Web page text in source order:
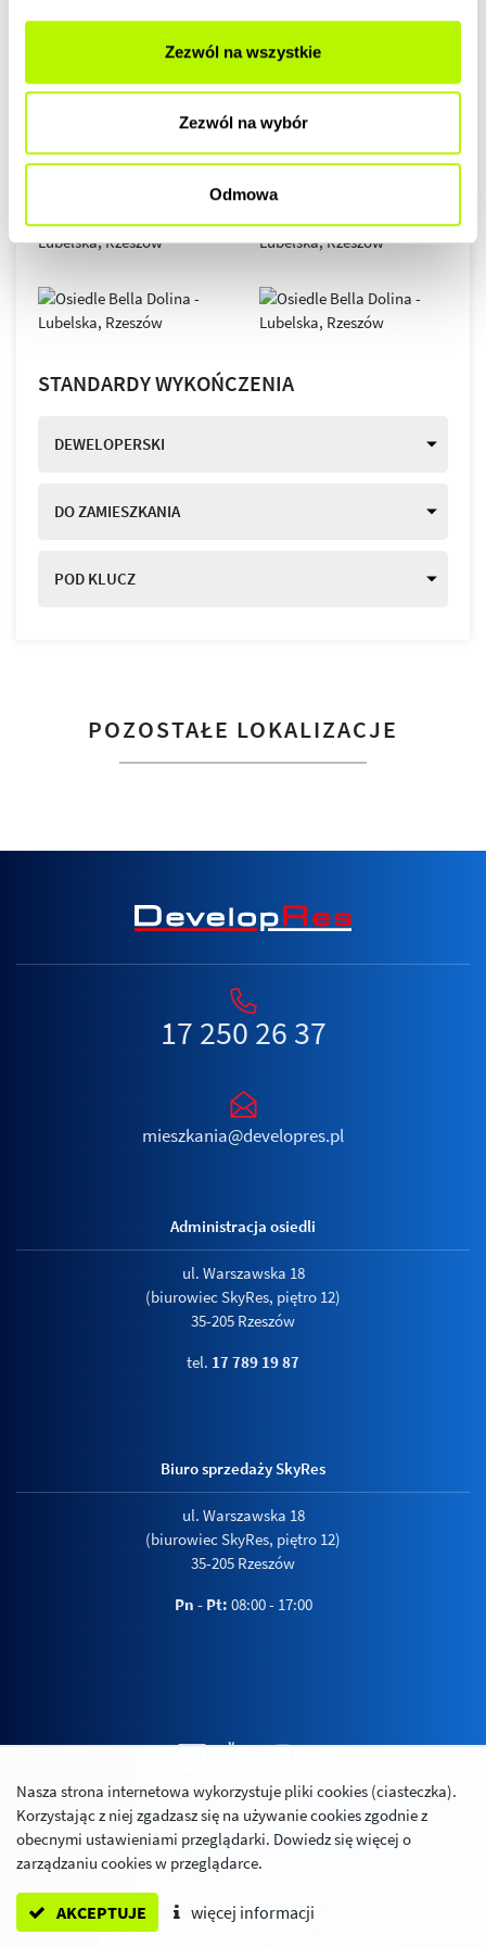
Zezwól na wszystkie
Zezwól na wybór
Odmowa
STANDARDY WYKOŃCZENIA
DEWELOPERSKI
DO ZAMIESZKANIA
POD KLUCZ
POZOSTAŁE LOKALIZACJE
17 250 26 37
mieszkania@developres.pl
Administracja osiedli
ul. Warszawska 18
(biurowiec SkyRes, piętro 12)
35-205 Rzeszów
tel. 17 789 19 87
Biuro sprzedaży SkyRes
ul. Warszawska 18
(biurowiec SkyRes, piętro 12)
35-205 Rzeszów
Pn - Pt: 08:00 - 17:00
Polityka prywatności
Relacje inwestorskie
ZAPYTAJ O TO MIESZKANIE
Nasza strona internetowa wykorzystuje pliki cookies (ciasteczka).
Korzystając z niej zgadzasz się na używanie cookies zgodnie z
obecnymi ustawieniami przeglądarki. Dowiedz się więcej o
zarządzaniu cookies w przeglądarce.
AKCEPTUJE więcej informacji